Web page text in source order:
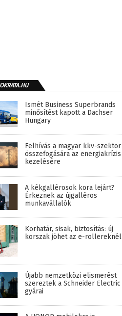
Ismét Business Superbrands
minősítést kapott a Dachser
Hungary
Felhívás a magyar kkv-szektor
összefogására az energiakrízis
kezelésére
A kékgallérosok kora lejárt?
Érkeznek az újgalléros
munkavállalók
Korhatár, sisak, biztosítás: új
korszak jöhet az e-rollereknél
Újabb nemzetközi elismerést
szereztek a Schneider Electric
gyárai